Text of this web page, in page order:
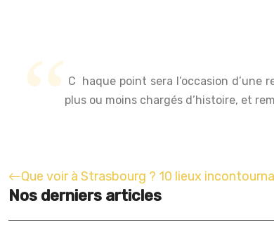
Chaque point sera l’occasion d’une rencontre avec les Malgaches, avec lesquels ils devront découvrir l’histoire, les particularités, les rites de chaque lieu
plus ou moins chargés d’histoire, et
Que voir à Strasbourg ? 10 lieux
Nos derniers articles